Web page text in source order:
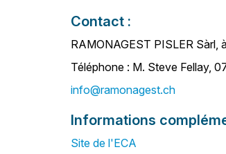
Contact :
RAMONAGEST PISLER Sàrl,
Téléphone : M. Steve Fellay,
info@ramonagest.ch
Informations
Site de l'ECA